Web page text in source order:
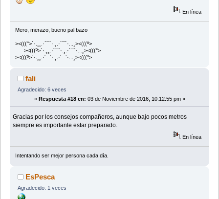
En línea
Mero, merazo, bueno pal bazo
><(((°>`·.¸¸.·´¯`·.¸.·´¯`·...¸><(((º>
><(((º>`·.¸¸.·´¯`·.¸.·´¯`·...¸><(((°>
><(((º>`·.¸¸.·´¯`·.¸.·´¯`·...¸><(((°>
fali
Agradecido: 6 veces
« Respuesta #18 en: 03 de Noviembre de 2016, 10:12:55 pm »
Gracias por los consejos compañeros, aunque bajo pocos metros
siempre es importante estar preparado.
En línea
Intentando ser mejor persona cada día.
EsPesca
Agradecido: 1 veces